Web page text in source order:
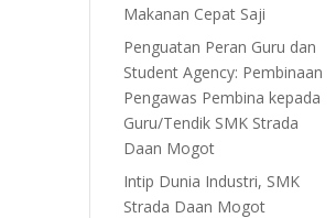
Makanan Cepat Saji
Penguatan Peran Guru dan
Student Agency: Pembinaan
Pengawas Pembina kepada
Guru/Tendik SMK Strada
Daan Mogot
Intip Dunia Industri, SMK
Strada Daan Mogot